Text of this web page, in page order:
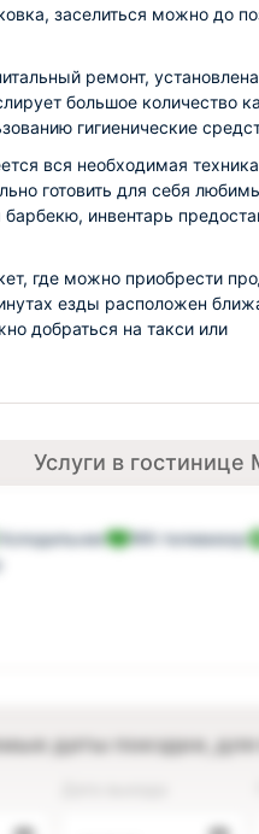
заселиться можно до
ремонт, установлена
большое количество
гигиенические
вся необходимая
готовить для себя
инвентарь
где можно приобрести
езды расположен
добраться на такси или
Услуги в гостинице
ЖК-телевизор
даты поездки,